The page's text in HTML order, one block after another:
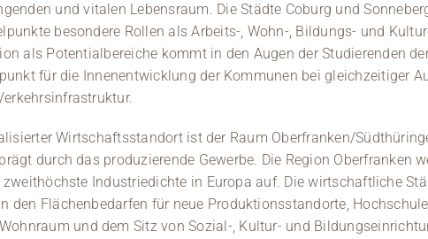
und vitalen Lebensraum. Die Städte Coburg und
besondere Rollen als Arbeits-, Wohn-, Bildungs- und
als Potentialbereiche kommt in den Augen der Studierenden
für die Innenentwicklung der Kommunen bei gleichzeitiger
Wirtschaftsstandort ist der Raum Oberfranken/
durch das produzierende Gewerbe. Die Region Oberfranken
zweithöchste Industriedichte in Europa auf. Die wirtschaftliche
den Flächenbedarfen für neue Produktionsstandorte,
und dem Sitz von Sozial-, Kultur- und